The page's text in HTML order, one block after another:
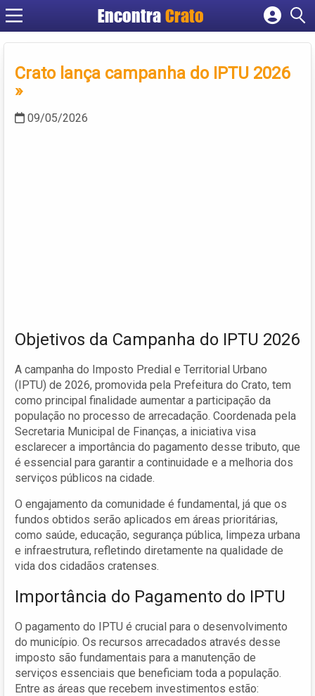
Encontra Crato
Cadastrar empresa
Criar conta
Crato lança campanha do IPTU 2026
»
09/05/2026
Objetivos da Campanha do IPTU 2026
A campanha do Imposto Predial e Territorial Urbano
(IPTU) de 2026, promovida pela Prefeitura do Crato, tem
como principal finalidade aumentar a participação da
população no processo de arrecadação. Coordenada pela
Secretaria Municipal de Finanças, a iniciativa visa
esclarecer a importância do pagamento desse tributo, que
é essencial para garantir a continuidade e a melhoria dos
serviços públicos na cidade.
O engajamento da comunidade é fundamental, já que os
fundos obtidos serão aplicados em áreas prioritárias,
como saúde, educação, segurança pública, limpeza urbana
e infraestrutura, refletindo diretamente na qualidade de
vida dos cidadãos cratenses.
Importância do Pagamento do IPTU
O pagamento do IPTU é crucial para o desenvolvimento
do município. Os recursos arrecadados através desse
imposto são fundamentais para a manutenção de
serviços essenciais que beneficiam toda a população.
Entre as áreas que recebem investimentos estão: